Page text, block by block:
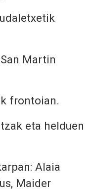
Martin
frontoian.
eta helduen
Alaia
Maider